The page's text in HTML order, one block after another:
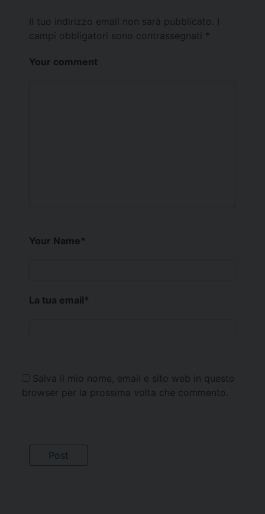
Il tuo indirizzo email non sarà pubblicato.
campi obbligatori sono contrassegnati *
Your comment
Your Name*
La tua email*
Salva il mio nome, email e sito web in questo
browser per la prossima volta che commento.